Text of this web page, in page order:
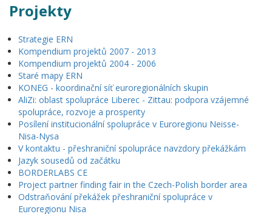
Projekty
Strategie ERN
Kompendium projektů 2007 - 2013
Kompendium projektů 2004 - 2006
Staré mapy ERN
KONEG - koordinační síť euroregionálních skupin
AliZi: oblast spolupráce Liberec - Zittau: podpora vzájemné
spolupráce, rozvoje a prosperity
Posílení institucionální spolupráce v Euroregionu Neisse-
Nisa-Nysa
V kontaktu - přeshraniční spolupráce navzdory překážkám
Jazyk sousedů od začátku
BORDERLABS CE
Project partner finding fair in the Czech-Polish border area
Odstraňování překážek přeshraniční spolupráce v
Euroregionu Nisa